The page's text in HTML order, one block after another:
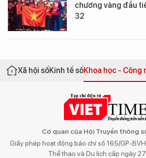
chương vàng đầu
32
Xã hội sốKinh tế sốKhoa học - Công
Cơ quan của Hội Truyền thông
Giấy phép hoạt động báo chí số 165/GP-
Thể thao và Du lịch cấp ngày